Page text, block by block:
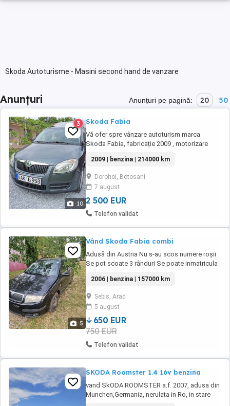
Skoda Autoturisme - Masini second hand de vanzare
Anunțuri Anunțuri pe pagină: 20 50
10
3 Skoda Fabia
Vă ofer spre vânzare autoturism marca
Skoda Fabia, fabricație 2009 , motorizare
proveniență Germania,cu 214000 km,cu
posibilitate de numere roșii pe 3 luni! Dotări:
Climatizare manuala Geamuri electrice față
Volan reglabil ABS, ESP, AIRBAG-URI
Servodirecție ...
2009 | benzina | 214000 km
Dorohoi, Botosani
7 august
2 500 EUR
Telefon validat
5
Vând Skoda Fabia combi
Adusă din Austria Nu s-au scos numere roșii
Se pot scoate 3 rânduri Se poate inmatricula
11.2005 Prima înmatriculare 04.2006 Interior
curat fără rupturi Motor 1.2 12 valve benzina
Distribuție pe lanț Aer condiționat (necesita
freon) Geamuri electrice ...
2006 | benzina | 157000 km
Sebis, Arad
5 august
650 EUR
750 EUR
Telefon validat
SKODA Roomster 1.4 16v benzina
vand SkODA ROOMSTER a.f. 2007, adusa din
Munchen,Germania, nerulata in Ro, in stare